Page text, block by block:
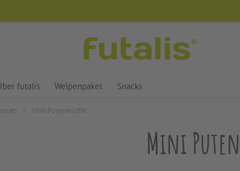
futalis®
futalis Welpenpaket Snacks
Mini Putenwürfel
Mini